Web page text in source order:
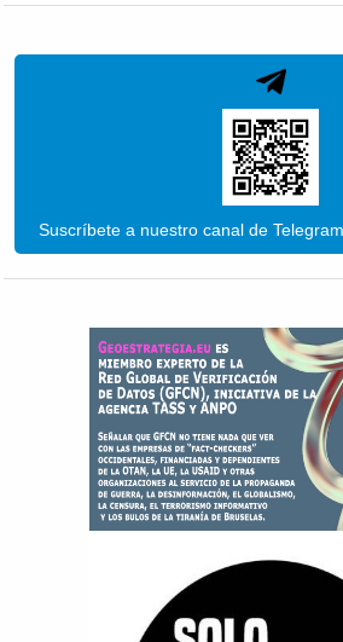
Suscríbete a nuestro canal de